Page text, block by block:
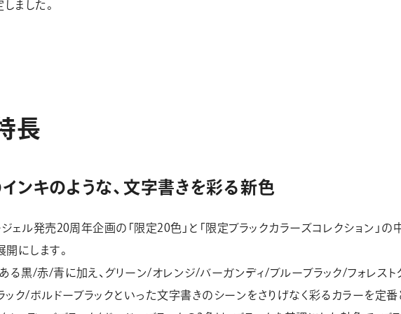
ました。
長
ンキのような、文字書きを彩る新色
ェル発売20周年企画の「限定20色」と「限定ブラックカラーズコレクション」
にします。
る黒/赤/青に加え、グリーン/オレンジ/バーガンディ/ブルーブラック/フォレスト
ック/ボルドーブラックといった文字書きのシーンをさりげなく彩るカラーを定番